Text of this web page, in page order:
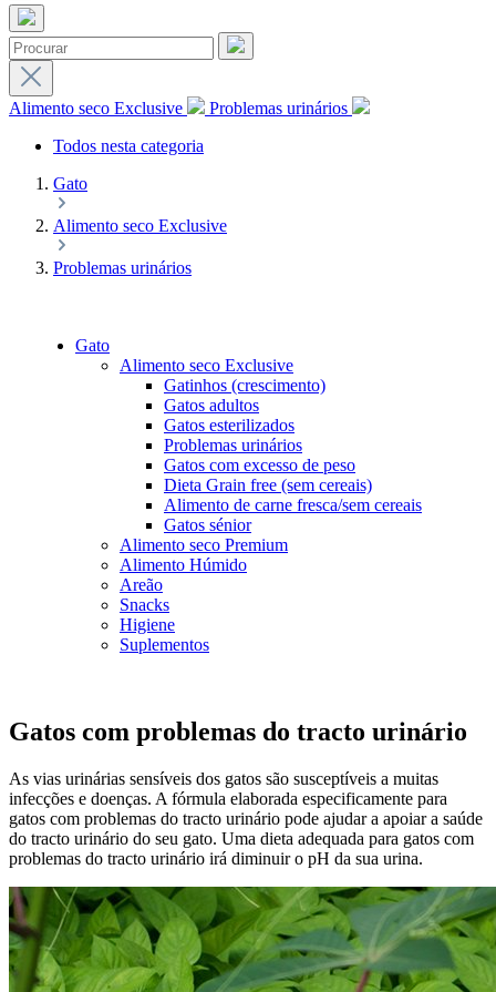
Alimento seco Exclusive
Problemas urinários
Todos nesta categoria
Gato
Alimento seco Exclusive
Problemas urinários
Gato
Alimento seco Exclusive
Gatinhos (crescimento)
Gatos adultos
Gatos esterilizados
Problemas urinários
Gatos com excesso de peso
Dieta Grain free (sem cereais)
Alimento de carne fresca/sem cereais
Gatos sénior
Alimento seco Premium
Alimento Húmido
Areão
Snacks
Higiene
Suplementos
Gatos com problemas do tracto urinário
As vias urinárias sensíveis dos gatos são susceptíveis a muitas
infecções e doenças. A fórmula elaborada especificamente para
gatos com problemas do tracto urinário pode ajudar a apoiar a saúde
do tracto urinário do seu gato. Uma dieta adequada para gatos com
problemas do tracto urinário irá diminuir o pH da sua urina.